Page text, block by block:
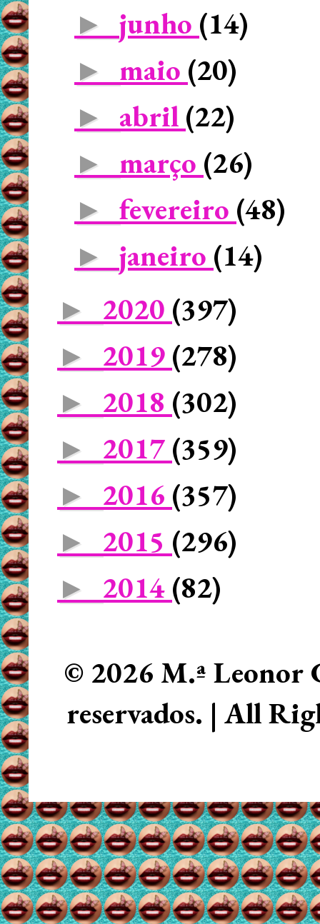
► junho (14)
► maio (20)
► abril (22)
► março (26)
► fevereiro (48)
► janeiro (14)
► 2020 (397)
► 2019 (278)
► 2018 (302)
► 2017 (359)
► 2016 (357)
► 2015 (296)
► 2014 (82)
© 2026 M.ª Leonor
reservados. | All